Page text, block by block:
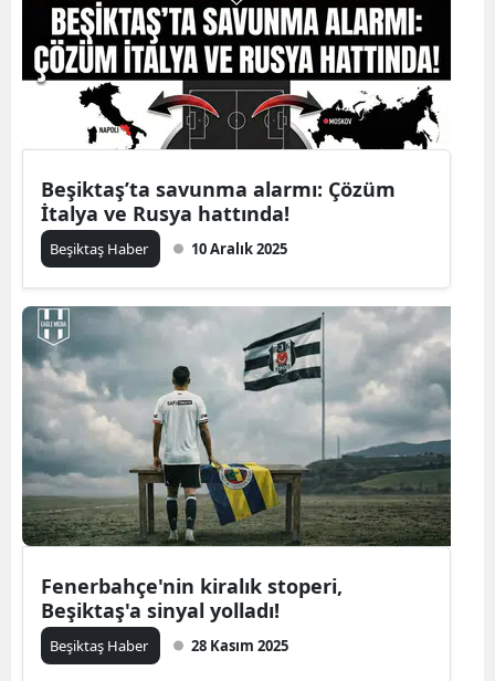
Beşiktaş’ta savunma alarmı: Çözüm
İtalya ve Rusya hattında!
Beşiktaş Haber 10 Aralık 2025
Fenerbahçe'nin kiralık stoperi,
Beşiktaş'a sinyal yolladı!
Beşiktaş Haber 28 Kasım 2025